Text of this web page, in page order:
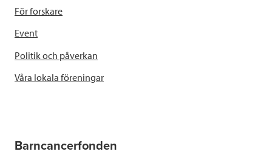
För forskare
Event
Politik och påverkan
Våra lokala föreningar
Barncancerfonden